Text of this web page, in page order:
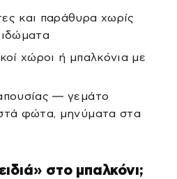
και παράθυρα χωρίς
χώροι ή μπαλκόνια με
— γεμάτο
φώτα, μηνύματα στα
στο μπαλκόνι;